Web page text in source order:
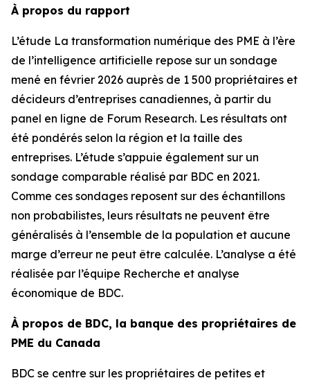
À propos du rapport
L’étude La transformation numérique des PME à l’ère
de l’intelligence artificielle repose sur un sondage
mené en février 2026 auprès de 1 500 propriétaires et
décideurs d’entreprises canadiennes, à partir du
panel en ligne de Forum Research. Les résultats ont
été pondérés selon la région et la taille des
entreprises. L’étude s’appuie également sur un
sondage comparable réalisé par BDC en 2021.
Comme ces sondages reposent sur des échantillons
non probabilistes, leurs résultats ne peuvent être
généralisés à l’ensemble de la population et aucune
marge d’erreur ne peut être calculée. L’analyse a été
réalisée par l’équipe Recherche et analyse
économique de BDC.
À propos de BDC, la banque des propriétaires de
PME du Canada
BDC se centre sur les propriétaires de petites et